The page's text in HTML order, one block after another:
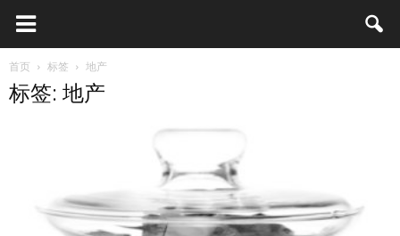
首页 标签 地产
标签: 地产